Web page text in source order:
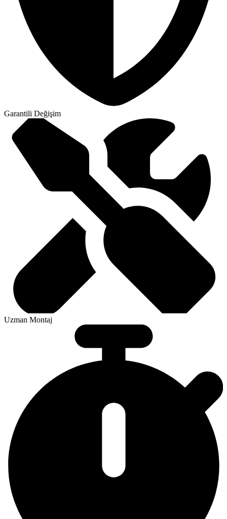
Garantili Değişim
Uzman Montaj